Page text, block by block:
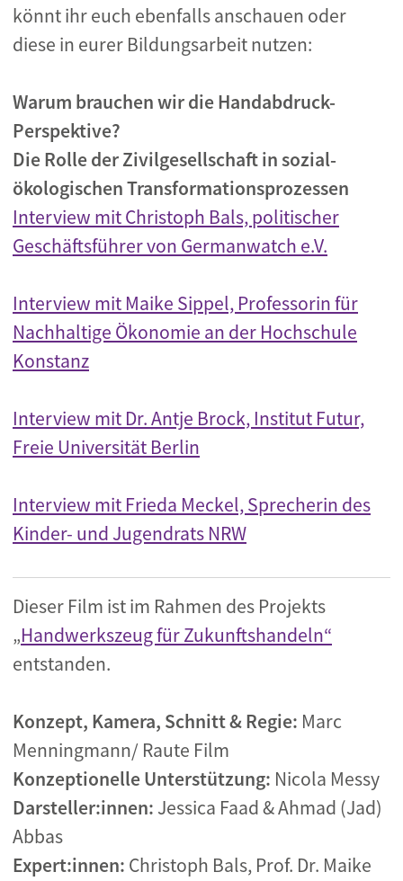
könnt ihr euch ebenfalls anschauen oder
diese in eurer Bildungsarbeit nutzen:
Warum brauchen wir die Handabdruck-
Perspektive?
Die Rolle der Zivilgesellschaft in sozial-
ökologischen Transformationsprozessen
Interview mit Christoph Bals, politischer
Geschäftsführer von Germanwatch e.V.
Interview mit Maike Sippel, Professorin für
Nachhaltige Ökonomie an der Hochschule
Konstanz
Interview mit Dr. Antje Brock, Institut Futur,
Freie Universität Berlin
Interview mit Frieda Meckel, Sprecherin des
Kinder- und Jugendrats NRW
Dieser Film ist im Rahmen des Projekts
„Handwerkszeug für Zukunftshandeln“
entstanden.
Konzept, Kamera, Schnitt & Regie: Marc
Menningmann/ Raute Film
Konzeptionelle Unterstützung: Nicola Messy
Darsteller:innen: Jessica Faad & Ahmad (Jad)
Abbas
Expert:innen: Christoph Bals, Prof. Dr. Maike